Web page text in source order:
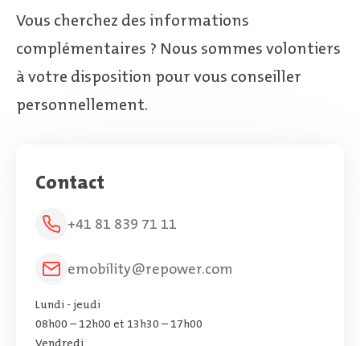
Vous cherchez des informations
complémentaires ? Nous sommes volontiers
à votre disposition pour vous conseiller
personnellement.
Contact
+41 81 839 71 11
emobility@repower.com
Lundi - jeudi
08h00 – 12h00 et 13h30 – 17h00
Vendredi